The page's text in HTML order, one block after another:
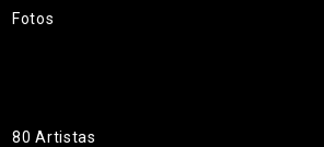
Fotos
80 Artistas